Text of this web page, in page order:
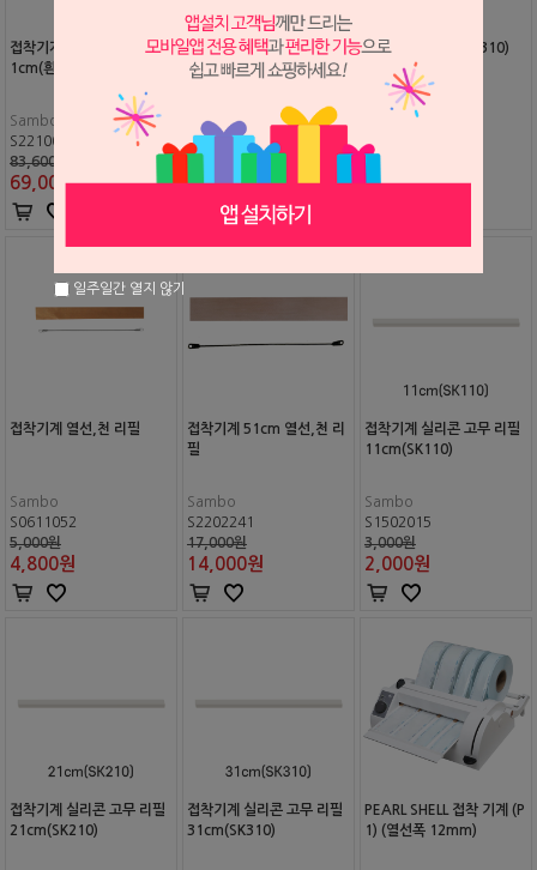
접착기계 열선폭 2mm x 3
1cm(흰색)(SK310)
Sambo
S2210085
83,600원
69,000원
접착기계 21cm(SK210)
(열선폭 5mm)
Sambo
S0306018
83,600원
65,000원
접착기계 31cm(SK310)
(열선폭 5mm)
S2210128
109,000원
80,000원
접착기계 열선,천 리필
Sambo
S0611052
5,000원
4,800원
접착기계 51cm 열선,천 리
필
Sambo
S2202241
17,000원
14,000원
접착기계 실리콘 고무 리필
11cm(SK110)
Sambo
S1502015
3,000원
2,000원
접착기계 실리콘 고무 리필
21cm(SK210)
접착기계 실리콘 고무 리필
31cm(SK310)
PEARL SHELL 접착 기계 (P
1) (열선폭 12mm)
일주일간 열지 않기